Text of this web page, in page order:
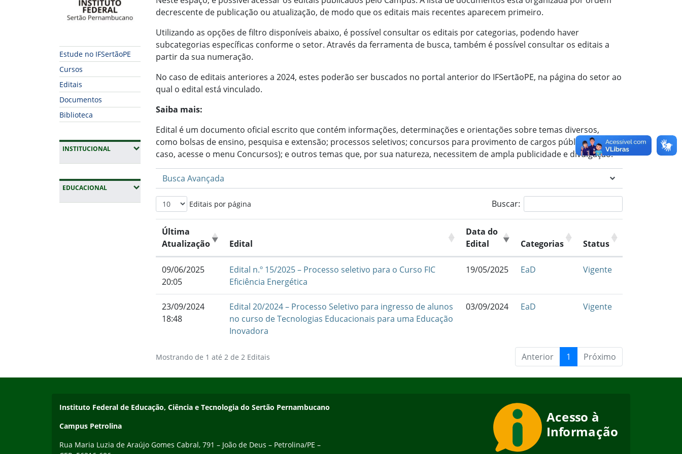
Estude no IFSertãoPE
Cursos
Editais
Documentos
Biblioteca
INSTITUCIONAL(EXPANDIR SUBMENUS)
EDUCACIONAL(EXPANDIR SUBMENUS)
decrescente de publicação ou atualização, de modo que os editais mais recentes aparecem primeiro.
Utilizando as opções de filtro disponíveis abaixo, é possível consultar os editais por categorias, podendo haver
subcategorias específicas conforme o setor. Através da ferramenta de busca, também é possível consultar os editais a
partir da sua numeração.
No caso de editais anteriores a 2024, estes poderão ser buscados no portal anterior do IFSertãoPE, na página do setor ao
qual o edital está vinculado.
Saiba mais:
Edital é um documento oficial escrito que contém informações, determinações e orientações sobre temas diversos,
como bolsas de ensino, pesquisa e extensão; processos seletivos; concursos para provimento de cargos públicos (neste
caso, acesse o menu Concursos); e outros temas que, por sua natureza, necessitem de ampla publicidade e divulgação.
Busca Avançada
Editais por página Buscar:
Última
Atualização
Edital
Data do
Edital
Categorias Status
09/06/2025
20:05
Edital n.º 15/2025 – Processo seletivo para o Curso FIC
Eficiência Energética
19/05/2025 EaD Vigente
23/09/2024
18:48
Edital 20/2024 – Processo Seletivo para ingresso de alunos
no curso de Tecnologias Educacionais para uma Educação
Inovadora
03/09/2024 EaD Vigente
Mostrando de 1 até 2 de 2 Editais Anterior 1
Próximo
Endereço
Instituto Federal de Educação, Ciência e Tecnologia do Sertão Pernambucano
Campus Petrolina
Rua Maria Luzia de Araújo Gomes Cabral, 791 – João de Deus – Petrolina/PE –